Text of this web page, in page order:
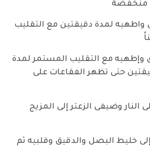
منخفضة
لمدة دقيقتين مع التقليب
وإطهيه مع التقليب المستمر لمدة
حتى تظهر الفقاعات على
النار وضيفى الزعتر إلى المزيج
خليط البصل والدقيق وقلبيه ثم